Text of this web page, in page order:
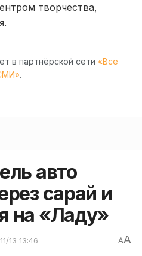
творчества,
в партнёрской сети «Все
.
авто
сарай и
на «Ладу»
13 13:46 AA